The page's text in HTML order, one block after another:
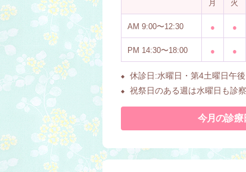
月 火
AM 9:00〜12:30 ● ●
PM 14:30〜18:00 ● ●
休診日:水曜日・第4土曜日午
祝祭日のある週は水曜日も診察
今月の診療